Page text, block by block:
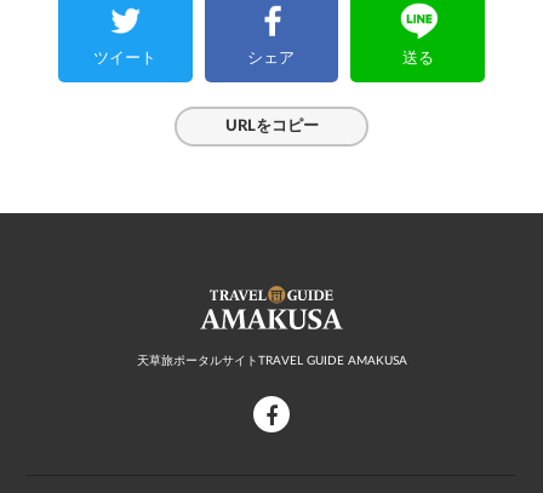
ツイート シェア 送る
URLをコピー
天草旅ポータルサイトTRAVEL GUIDE AMAKUSA